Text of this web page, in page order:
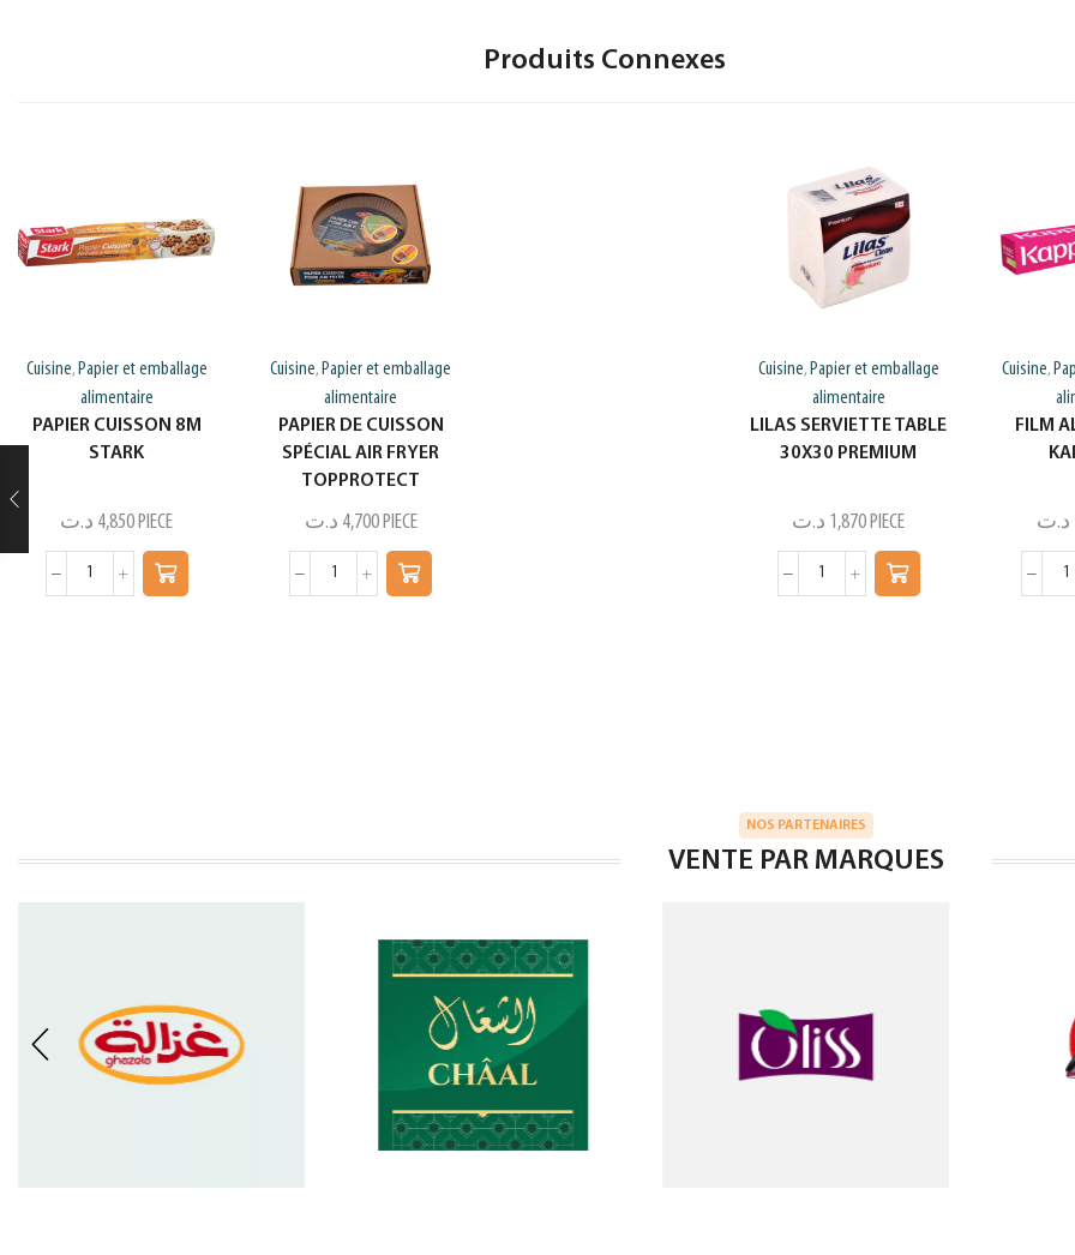
Produits Connexes
Cuisine, Papier et emballage
alimentaire
PAPIER CUISSON 8M
STARK
4,850 د.ت PIECE
Cuisine,Papier et emballage
alimentaire
PAPIER DE CUISSON
SPÉCIAL AIR FRYER
TOPPROTECT
4,700 د.ت PIECE
Cuisine, Papier et emballage
alimentaire
LILAS SERVIETTE TABLE
30X30 PREMIUM
1,870 د.ت PIECE
Cuisine,
FILM
د.ت
NOS PARTENAIRES
VENTE PAR MARQUES